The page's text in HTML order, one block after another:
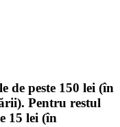
de peste 150 lei (în
Pentru restul
15 lei (în